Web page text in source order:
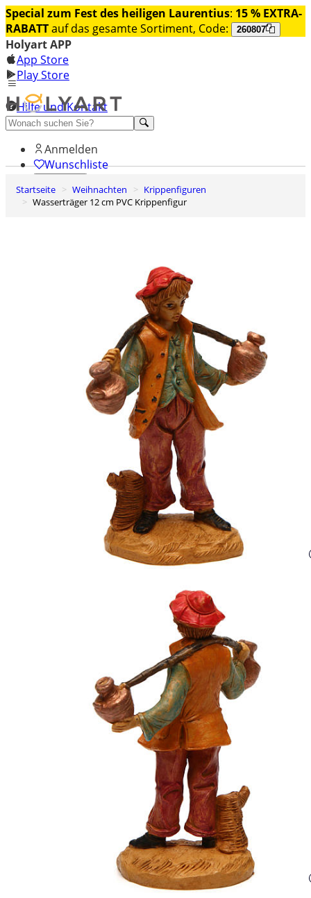
Special zum Fest des heiligen Laurentius: 15 % EXTRA-
RABATTauf das gesamte Sortiment, Code: 260807
Holyart APP
App Store
Play Store
Hilfe und Kontakt
Entdecken Sie Premium
Anmelden
Wunschliste
0
Warenkorb
Startseite Weihnachten
Krippenfiguren
Wasserträger 12 cm PVC Krippenfigur